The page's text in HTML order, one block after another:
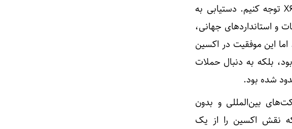
اهمیت این محصول زمانی روشن‌تر می‌شود که به الزامات تولید ورق X65MS توجه کنیم. دستیابی به
و استانداردهای جهانی،
این موفقیت در اکسین
بلکه به دنبال حملات
شده بود.
بین‌المللی و بدون
نقش اکسین را از یک